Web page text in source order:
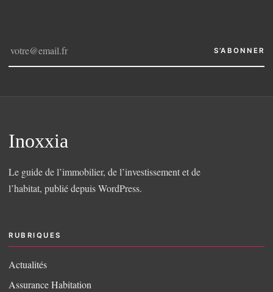
S’ABONNER
Inoxxia
Le guide de l’immobilier, de l’investissement et de
l’habitat, publié depuis WordPress.
RUBRIQUES
Actualités
Assurance Habitation